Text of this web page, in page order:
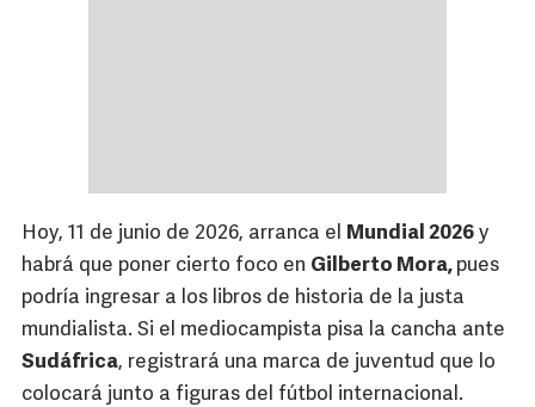
Hoy, 11 de junio de 2026, arranca el Mundial 2026 y
habrá que poner cierto foco en Gilberto Mora, pues
podría ingresar a los libros de historia de la justa
mundialista. Si el mediocampista pisa la cancha ante
Sudáfrica, registrará una marca de juventud que lo
colocará junto a figuras del fútbol internacional.